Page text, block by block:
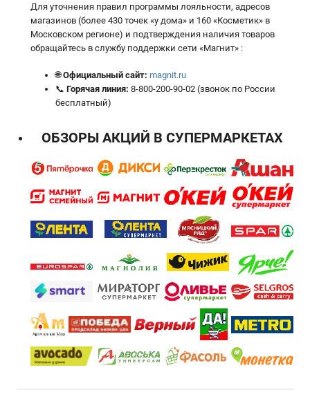
Для уточнения правил программы лояльности, адресов
магазинов (более 430 точек «у дома» и 160 «Косметик» в
Московском регионе) и подтверждения наличия товаров
обращайтесь в службу поддержки сети «Магнит» :
🌐Официальный сайт: magnit.ru
📞 Горячая линия: 8-800-200-90-02 (звонок по России
бесплатный)
ОБЗОРЫ АКЦИЙ В СУПЕРМАРКЕТАХ